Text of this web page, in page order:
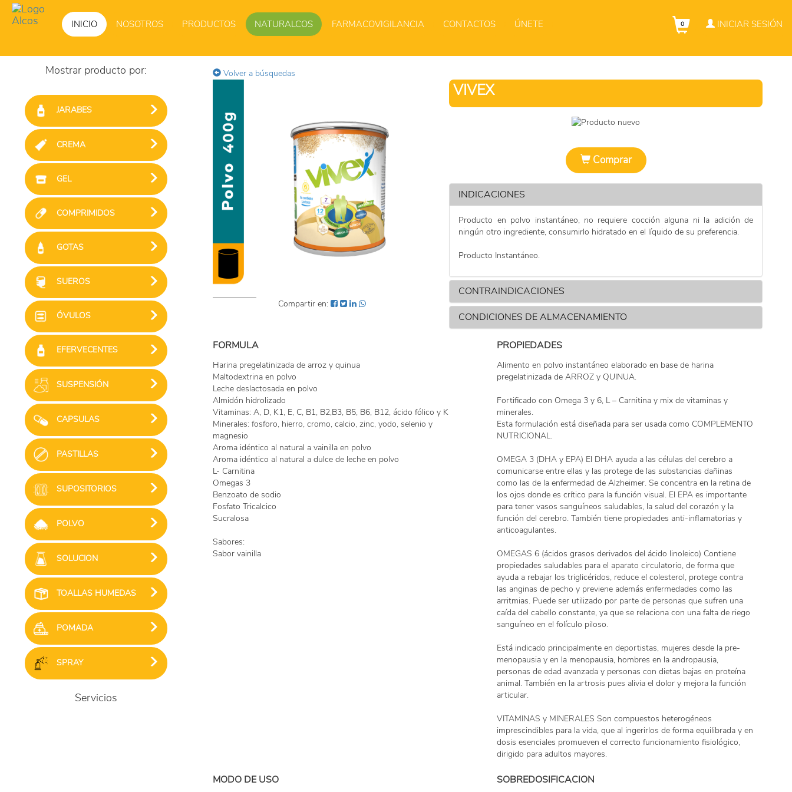
INICIO NOSOTROS PRODUCTOS NATURALCOS FARMACOVIGILANCIA CONTACTOS ÚNETE 0 INICIAR SESIÓN
Mostrar producto por:
JARABES
CREMA
GEL
COMPRIMIDOS
GOTAS
SUEROS
ÓVULOS
EFERVECENTES
SUSPENSIÓN
CAPSULAS
PASTILLAS
SUPOSITORIOS
POLVO
SOLUCION
TOALLAS HUMEDAS
POMADA
SPRAY
Servicios
Volver a búsquedas
Compartir en:
VIVEX
Comprar
INDICACIONES
Producto en polvo instantáneo, no requiere cocción alguna ni la adición de
ningún otro ingrediente, consumirlo hidratado en el líquido de su preferencia.
Producto Instantáneo.
CONTRAINDICACIONES
CONDICIONES DE ALMACENAMIENTO
FORMULA
Harina pregelatinizada de arroz y quinua
Maltodextrina en polvo
Leche deslactosada en polvo
Almidón hidrolizado
Vitaminas: A, D, K1, E, C, B1, B2,B3, B5, B6, B12, ácido fólico y K
Minerales: fosforo, hierro, cromo, calcio, zinc, yodo, selenio y
magnesio
Aroma idéntico al natural a vainilla en polvo
Aroma idéntico al natural a dulce de leche en polvo
L- Carnitina
Omegas 3
Benzoato de sodio
Fosfato Tricalcico
Sucralosa
Sabores:
Sabor vainilla
PROPIEDADES
Alimento en polvo instantáneo elaborado en base de harina
pregelatinizada de ARROZ y QUINUA.
Fortificado con Omega 3 y 6, L – Carnitina y mix de vitaminas y
minerales.
Esta formulación está diseñada para ser usada como COMPLEMENTO
NUTRICIONAL.
OMEGA 3 (DHA y EPA) El DHA ayuda a las células del cerebro a
comunicarse entre ellas y las protege de las substancias dañinas
como las de la enfermedad de Alzheimer. Se concentra en la retina de
los ojos donde es crítico para la función visual. El EPA es importante
para tener vasos sanguíneos saludables, la salud del corazón y la
función del cerebro. También tiene propiedades anti-inflamatorias y
anticoagulantes.
OMEGAS 6 (ácidos grasos derivados del ácido linoleico) Contiene
propiedades saludables para el aparato circulatorio, de forma que
ayuda a rebajar los triglicéridos, reduce el colesterol, protege contra
las anginas de pecho y previene además enfermedades como las
arritmias. Puede ser utilizado por parte de personas que sufren una
caída del cabello constante, ya que se relaciona con una falta de riego
sanguíneo en el folículo piloso.
Está indicado principalmente en deportistas, mujeres desde la pre-
menopausia y en la menopausia, hombres en la andropausia,
personas de edad avanzada y personas con dietas bajas en proteína
animal. También en la artrosis pues alivia el dolor y mejora la función
articular.
VITAMINAS y MINERALES Son compuestos heterogéneos
imprescindibles para la vida, que al ingerirlos de forma equilibrada y en
dosis esenciales promueven el correcto funcionamiento fisiológico,
dirigido para adultos mayores.
MODO DE USO SOBREDOSIFICACION